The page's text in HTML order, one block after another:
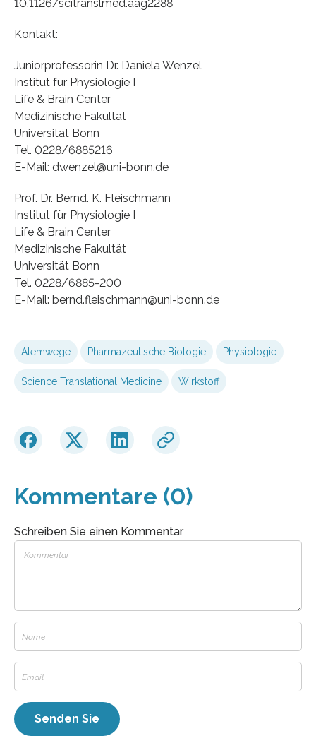
10.1126/scitranslmed.aag2288
Kontakt:
Juniorprofessorin Dr. Daniela Wenzel
Institut für Physiologie I
Life & Brain Center
Medizinische Fakultät
Universität Bonn
Tel. 0228/6885216
E-Mail: dwenzel@uni-bonn.de
Prof. Dr. Bernd. K. Fleischmann
Institut für Physiologie I
Life & Brain Center
Medizinische Fakultät
Universität Bonn
Tel. 0228/6885-200
E-Mail: bernd.fleischmann@uni-bonn.de
Atemwege Pharmazeutische Biologie Physiologie
Science Translational Medicine Wirkstoff
Kommentare (0)
Schreiben Sie einen Kommentar